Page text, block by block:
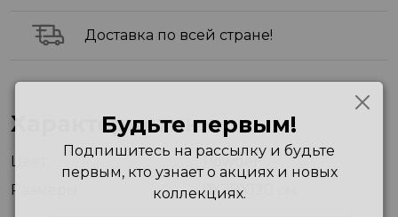
Доставка по всей стране!
Характеристики
Цвет
Powder
Размеры
0X38X120 см
Будьте первым!
Подпишитесь на рассылку и будьте
первым, кто узнает о акциях и новых
коллекциях.